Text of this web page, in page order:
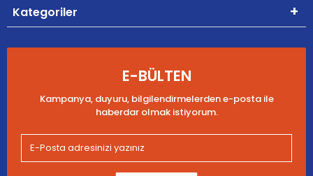
Kategoriler
E-BÜLTEN
Kampanya, duyuru, bilgilendirmelerden e-posta ile
haberdar olmak istiyorum.